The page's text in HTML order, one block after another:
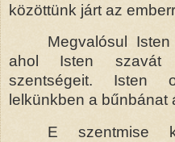
közöttünk járt az
Megvalósul
ahol Isten szavát
szentségeit. Isten
lelkünkben a bűnbánat
E szentmise